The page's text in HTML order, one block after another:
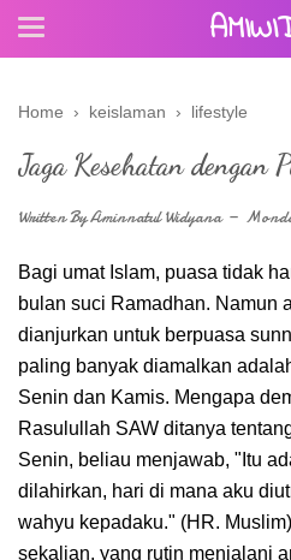
Home › keislaman › lifestyle
Jaga Kesehatan dengan
Written ByAminnatul Widyana
Bagi umat Islam, puasa tidak
bulan suci Ramadhan. Namun
dianjurkan untuk berpuasa
paling banyak diamalkan
Senin dan Kamis. Mengapa
Rasulullah SAW ditanya
Senin, beliau menjawab, "Itu
dilahirkan, hari di mana aku
wahyu kepadaku." (HR.
sekalian, yang rutin menjalani